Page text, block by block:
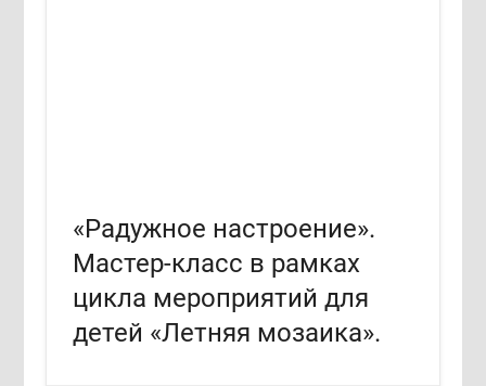
«Радужное настроение».
Мастер-класс в рамках
цикла мероприятий для
детей «Летняя мозаика».